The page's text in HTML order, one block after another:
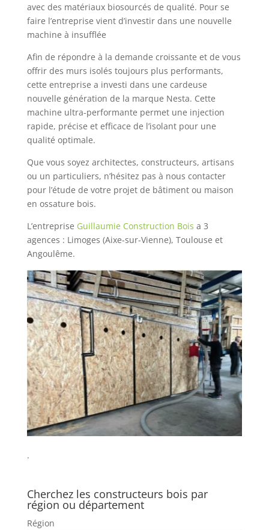
avec des matériaux biosourcés de qualité. Pour se
faire l’entreprise vient d’investir dans une nouvelle
machine à insufflée
Afin de répondre à la demande croissante et de vous
offrir des murs isolés toujours plus performants,
cette entreprise a investi dans une cardeuse
nouvelle génération de la marque Nesta. Cette
machine ultra-performante permet une injection
rapide, précise et efficace de l’isolant pour une
qualité optimale.
Que vous soyez architectes, constructeurs, artisans
ou un particuliers, n’hésitez pas à nous contacter
pour l’étude de votre projet de bâtiment ou maison
en ossature bois.
L’entreprise Guillaumie Construction Bois a 3
agences : Limoges (Aixe-sur-Vienne), Toulouse et
Angoulême.
.
Cherchez les constructeurs bois par
région ou département
Région